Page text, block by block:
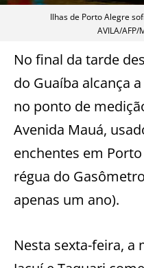
Ilhas de Porto Alegre
AVILA/AFP/
No final da tarde
do Guaíba alcança
no ponto de
Avenida Mauá,
enchentes em
régua do
apenas um ano).
Nesta sexta-feira, a